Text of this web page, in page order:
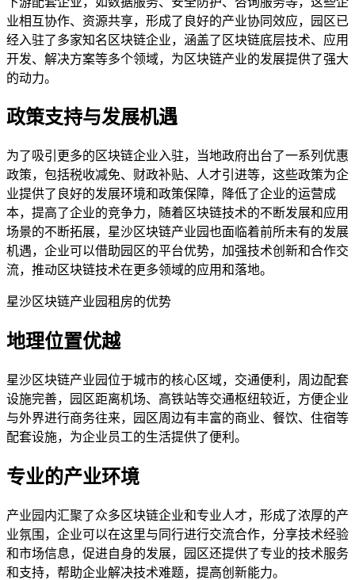
业相互协作、资源共享，形成了良好的产业协同效应，园区已
经入驻了多家知名区块链企业，涵盖了区块链底层技术、应用
开发、解决方案等多个领域，为区块链产业的发展提供了强大
的动力。
政策支持与发展机遇
为了吸引更多的区块链企业入驻，当地政府出台了一系列优惠
政策，包括税收减免、财政补贴、人才引进等，这些政策为企
业提供了良好的发展环境和政策保障，降低了企业的运营成
本，提高了企业的竞争力，随着区块链技术的不断发展和应用
场景的不断拓展，星沙区块链产业园也面临着前所未有的发展
机遇，企业可以借助园区的平台优势，加强技术创新和合作交
流，推动区块链技术在更多领域的应用和落地。
星沙区块链产业园租房的优势
地理位置优越
星沙区块链产业园位于城市的核心区域，交通便利，周边配套
设施完善，园区距离机场、高铁站等交通枢纽较近，方便企业
与外界进行商务往来，园区周边有丰富的商业、餐饮、住宿等
配套设施，为企业员工的生活提供了便利。
专业的产业环境
产业园内汇聚了众多区块链企业和专业人才，形成了浓厚的产
业氛围，企业可以在这里与同行进行交流合作，分享技术经验
和市场信息，促进自身的发展，园区还提供了专业的技术服务
和支持，帮助企业解决技术难题，提高创新能力。